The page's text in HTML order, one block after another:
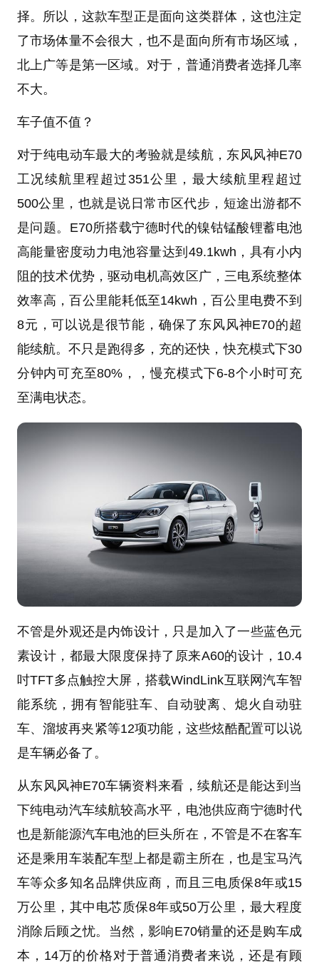
择。所以，这款车型正是面向这类群体，这也注定
了市场体量不会很大，也不是面向所有市场区域，
北上广等是第一区域。对于，普通消费者选择几率
不大。
车子值不值？
对于纯电动车最大的考验就是续航，东风风神E70
工况续航里程超过351公里，最大续航里程超过
500公里，也就是说日常市区代步，短途出游都不
是问题。E70所搭载宁德时代的镍钴锰酸锂蓄电池
高能量密度动力电池容量达到49.1kwh，具有小内
阻的技术优势，驱动电机高效区广，三电系统整体
效率高，百公里能耗低至14kwh，百公里电费不到
8元，可以说是很节能，确保了东风风神E70的超
能续航。不只是跑得多，充的还快，快充模式下30
分钟内可充至80%，，慢充模式下6-8个小时可充
至满电状态。
不管是外观还是内饰设计，只是加入了一些蓝色元
素设计，都最大限度保持了原来A60的设计，10.4
吋TFT多点触控大屏，搭载WindLink互联网汽车智
能系统，拥有智能驻车、自动驶离、熄火自动驻
车、溜坡再夹紧等12项功能，这些炫酷配置可以说
是车辆必备了。
从东风风神E70车辆资料来看，续航还是能达到当
下纯电动汽车续航较高水平，电池供应商宁德时代
也是新能源汽车电池的巨头所在，不管是不在客车
还是乘用车装配车型上都是霸主所在，也是宝马汽
车等众多知名品牌供应商，而且三电质保8年或15
万公里，其中电芯质保8年或50万公里，最大程度
消除后顾之忧。当然，影响E70销量的还是购车成
本，14万的价格对于普通消费者来说，还是有顾